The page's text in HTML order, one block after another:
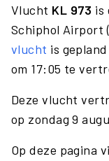
Vlucht KL 973 is
Schiphol Airport
vlucht is
om 17:05 te
Deze vlucht
op zondag 9
Op deze pagina